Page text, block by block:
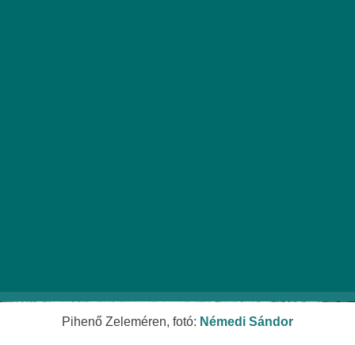
Pihenő Zeleméren, fotó: Némedi Sándor